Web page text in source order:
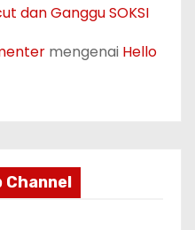
dan Ganggu SOKSI
mengenai Hello
Channel